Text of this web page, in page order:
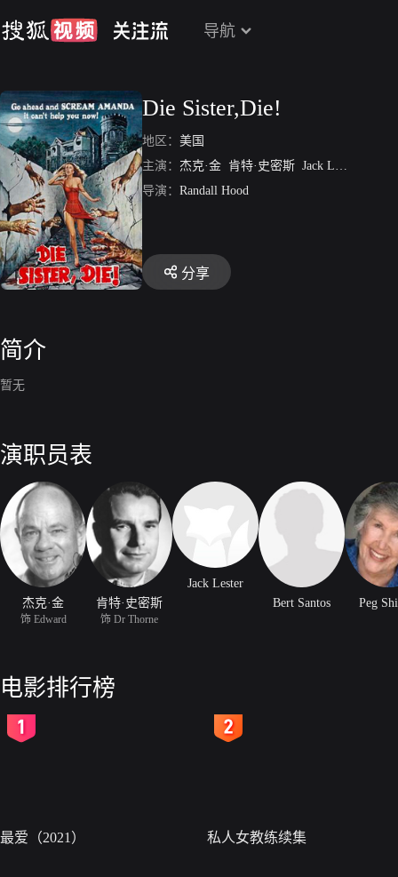
导航
Die Sister,Die!
地区： 美国
主演： 杰克·金 肯特·史密斯 Jack Lester
导演： Randall Hood
分享
简介
暂无
演职员表
杰克·金
饰 Edward
肯特·史密斯
饰 Dr Thorne
Jack Lester
Bert Santos
Peg
电影排行榜
最爱（2021） 私人女教练续集